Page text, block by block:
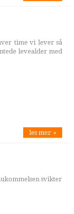
time vi lever så
levealder med
les mer »
svikter